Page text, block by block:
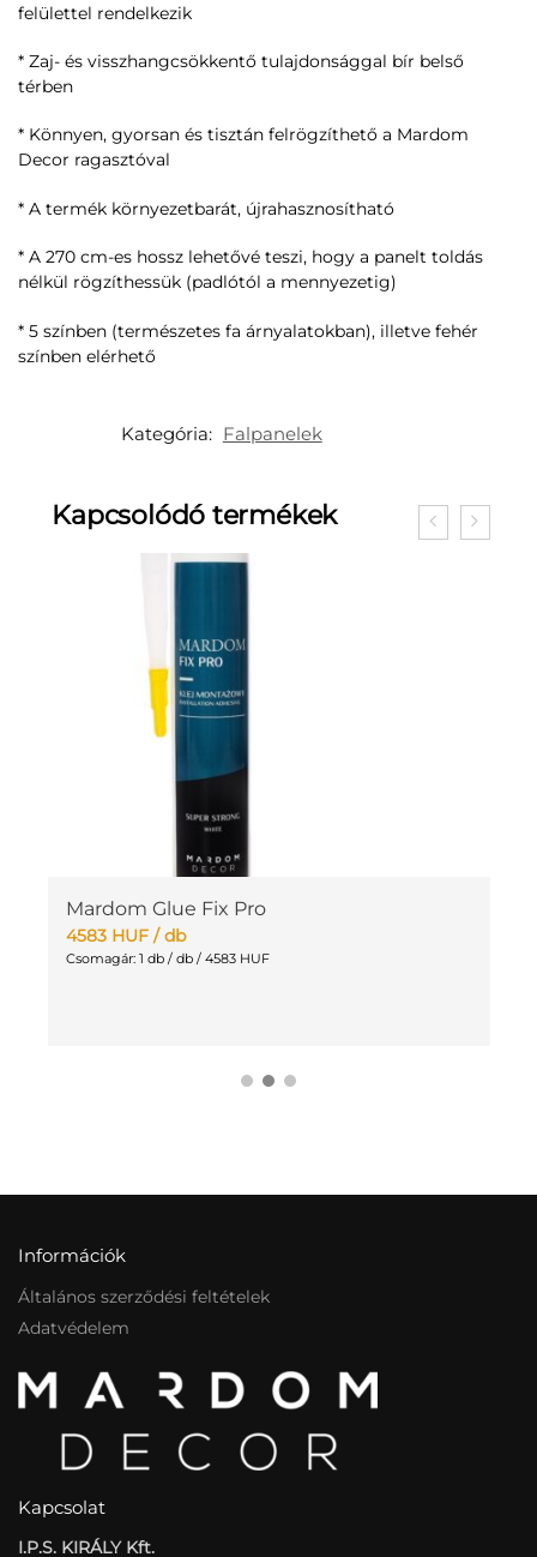
felülettel rendelkezik
* Zaj- és visszhangcsökkentő tulajdonsággal bír belső
térben
* Könnyen, gyorsan és tisztán felrögzíthető a Mardom
Decor ragasztóval
* A termék környezetbarát, újrahasznosítható
* A 270 cm-es hossz lehetővé teszi, hogy a panelt toldás
nélkül rögzíthessük (padlótól a mennyezetig)
* 5 színben (természetes fa árnyalatokban), illetve fehér
színben elérhető
Kategória: Falpanelek
Kapcsolódó termékek
Mardom Glue Fix Pro
4583 HUF/ db
Csomagár: 1 db / db / 4583 HUF
Információk
Általános szerződési feltételek
Adatvédelem
Kapcsolat
I.P.S. KIRÁLY Kft.